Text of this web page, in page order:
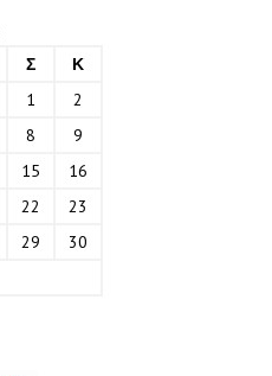
Σ
Κ
1
2
8
9
15
16
22
23
29
30